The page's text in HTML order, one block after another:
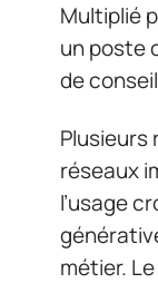
Multiplié
un poste
de
Plusieurs
réseaux
l’usage
métier.